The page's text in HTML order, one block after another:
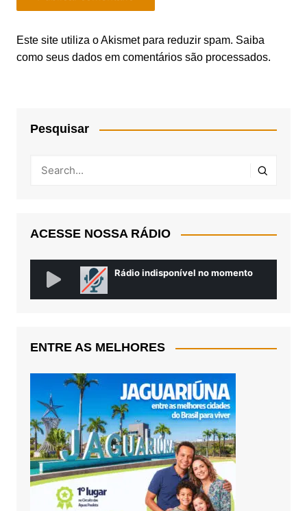
Este site utiliza o Akismet para reduzir spam. Saiba
como seus dados em comentários são processados.
Pesquisar
ACESSE NOSSA RÁDIO
ENTRE AS MELHORES